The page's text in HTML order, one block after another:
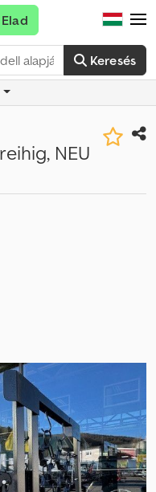
Keresés
Elad
NEU